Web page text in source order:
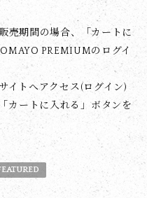
売期間の場合、「カートに
PREMIUMのログイ
イトへアクセス(ログイン)
カートに入れる」ボタンを